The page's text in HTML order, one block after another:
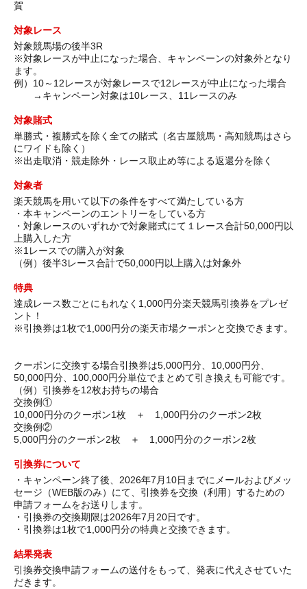
賀
対象レース
対象競馬場の後半3R
※対象レースが中止になった場合、キャンペーンの対象外となり
ます。
例）10～12レースが対象レースで12レースが中止になった場合
→キャンペーン対象は10レース、11レースのみ
対象賭式
単勝式・複勝式を除く全ての賭式（名古屋競馬・高知競馬はさら
にワイドも除く）
※出走取消・競走除外・レース取止め等による返還分を除く
対象者
楽天競馬を用いて以下の条件をすべて満たしている方
・本キャンペーンのエントリーをしている方
・対象レースのいずれかで対象賭式にて１レース合計50,000円以
上購入した方
※1レースでの購入が対象
（例）後半3レース合計で50,000円以上購入は対象外
特典
達成レース数ごとにもれなく1,000円分楽天競馬引換券をプレゼ
ント！
※引換券は1枚で1,000円分の楽天市場クーポンと交換できます。
クーポンに交換する場合引換券は5,000円分、10,000円分、
50,000円分、100,000円分単位でまとめて引き換えも可能です。
（例）引換券を12枚お持ちの場合
交換例①
10,000円分のクーポン1枚 ＋ 1,000円分のクーポン2枚
交換例②
5,000円分のクーポン2枚 ＋ 1,000円分のクーポン2枚
引換券について
・キャンペーン終了後、2026年7月10日までにメールおよびメッ
セージ（WEB版のみ）にて、引換券を交換（利用）するための
申請フォームをお送りします。
・引換券の交換期限は2026年7月20日です。
・引換券は1枚で1,000円分の特典と交換できます。
結果発表
引換券交換申請フォームの送付をもって、発表に代えさせていた
だきます。